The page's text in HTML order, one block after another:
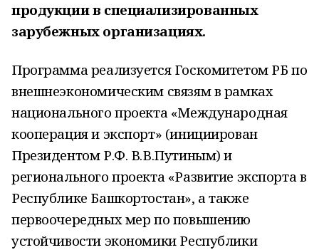
продукции в специализированных
зарубежных организациях.
Программа реализуется Госкомитетом РБ по
внешнеэкономическим связям в рамках
национального проекта «Международная
кооперация и экспорт» (инициирован
Президентом Р.Ф. В.В.Путиным) и
регионального проекта «Развитие экспорта в
Республике Башкортостан», а также
первоочередных мер по повышению
устойчивости экономики Республики